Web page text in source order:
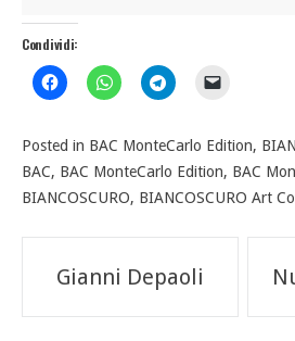
Condividi:
Posted in BAC MonteCarlo Edition,
BAC, BAC MonteCarlo Edition, BAC
BIANCOSCURO, BIANCOSCURO Art
Navigazione
articoli
Gianni Depaoli